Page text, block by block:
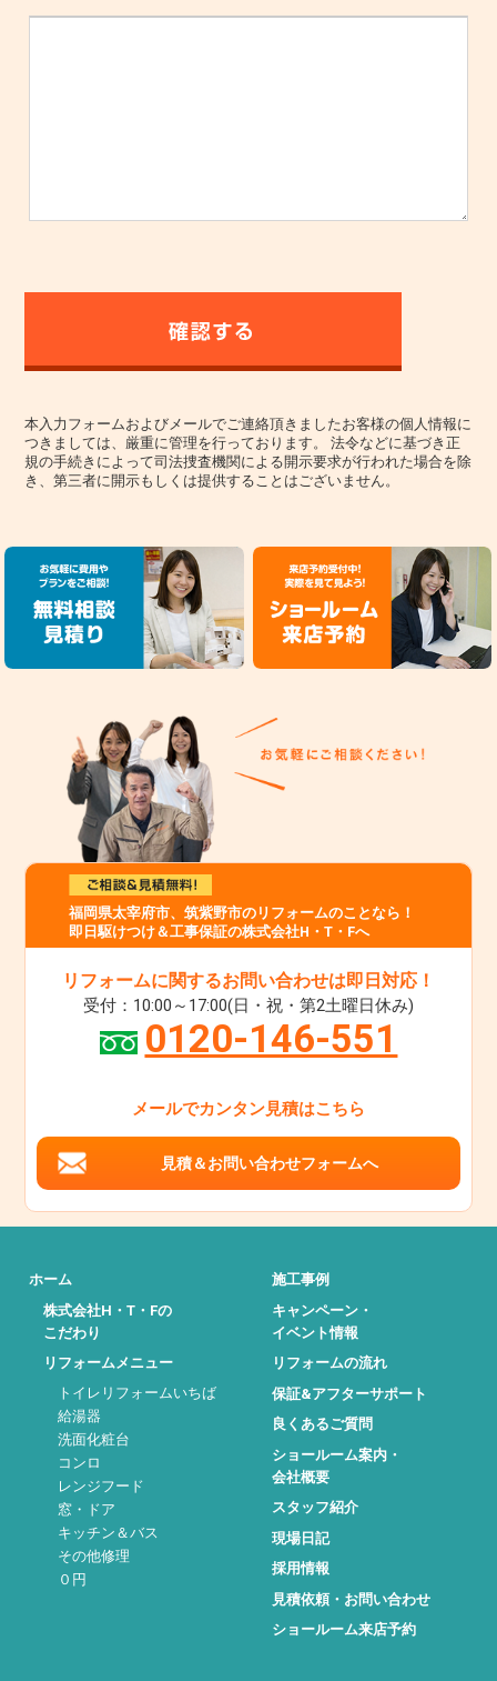
本入力フォームおよびメールでご連絡頂きましたお客様の個人情報に
つきましては、厳重に管理を行っております。 法令などに基づき正
規の手続きによって司法捜査機関による開示要求が行われた場合を除
き、第三者に開示もしくは提供することはございません。
福岡県太宰府市、筑紫野市のリフォームのことなら！
即日駆けつけ＆工事保証の株式会社H・T・Fへ
リフォームに関するお問い合わせは即日対応！
受付：10:00～17:00(日・祝・第2土曜日休み)
0120-146-551
メールでカンタン見積はこちら
見積＆お問い合わせフォームへ
ホーム
株式会社H・T・Fの
こだわり
リフォームメニュー
トイレリフォームいちば
給湯器
洗面化粧台
コンロ
レンジフード
窓・ドア
キッチン＆バス
その他修理
０円
施工事例
キャンペーン・
イベント情報
リフォームの流れ
保証&アフターサポート
良くあるご質問
ショールーム案内・
会社概要
スタッフ紹介
現場日記
採用情報
見積依頼・お問い合わせ
ショールーム来店予約